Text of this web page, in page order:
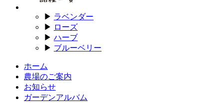
▶ ラベンダー
▶ ローズ
▶ ハーブ
▶ ブルーベリー
ホーム
農場のご案内
お知らせ
ガーデンアルバム